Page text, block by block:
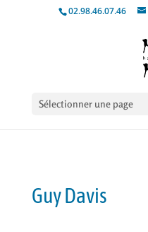
02.98.46.07.46
Sélectionner une page
Guy Davis